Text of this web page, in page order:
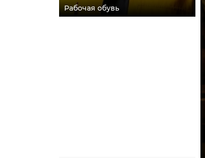
Рабочая обувь